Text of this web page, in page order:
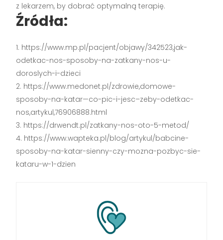
z lekarzem, by dobrać optymalną terapię.
Źródła:
https://www.mp.pl/pacjent/objawy/342523,jak-
odetkac-nos-sposoby-na-zatkany-nos-u-
doroslych-i-dzieci
https://www.medonet.pl/zdrowie,domowe-
sposoby-na-katar—co-pic-i-jesc–zeby-odetkac-
nos,artykul,76906888.html
https://drwendt.pl/zatkany-nos-oto-5-metod/
https://www.wapteka.pl/blog/artykul/babcine-
sposoby-na-katar-sienny-czy-mozna-pozbyc-sie-
kataru-w-1-dzien